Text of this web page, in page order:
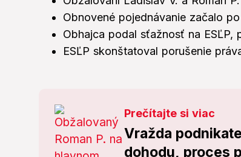
Obnovené pojednávanie začalo
Obhajca podal sťažnosť na ESĽP,
ESĽP skonštatoval porušenie
Prečítajte si viac
Vražda
dohodu, proces